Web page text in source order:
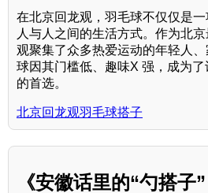
在北京回龙观，羽毛球不仅仅是
人与人之间的生活方式。作为北
观聚集了众多热爱运动的年轻人
球因其门槛低、趣味X 强，成为
的首选。
北京回龙观羽毛球搭子
《安徽话里的“勺搭子